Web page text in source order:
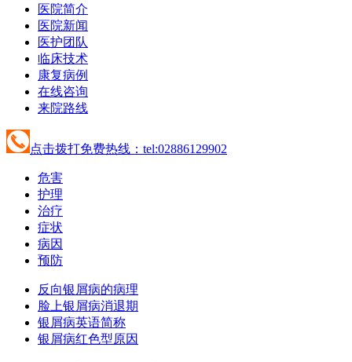
医院简介
医院新闻
医护团队
临床技术
康复病例
在线咨询
来院路线
点击拨打免费热线：tel:02886129902
危害
护理
治疗
症状
病因
预防
反向银屑病的病理
脸上银屑病消退期
银屑病英语简称
银屑病红色型原因